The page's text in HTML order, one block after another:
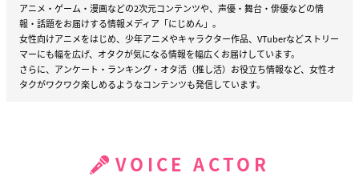
アニメ・ゲーム・漫画などの2次元コンテンツや、声優・舞台・俳優などの情
報・話題をお届けする情報メディア「にじめん」。
女性向けアニメをはじめ、少年アニメやキャラクター作品、VTuberなどストリー
マーにも幅を広げ、オタクが気になる情報を幅広くお届けしています。
さらに、アンケート・ランキング・オタ活（推し活）お役立ち情報など、女性オ
タクがワクワク楽しめるようなコンテンツも発信しています。
VOICE ACTOR